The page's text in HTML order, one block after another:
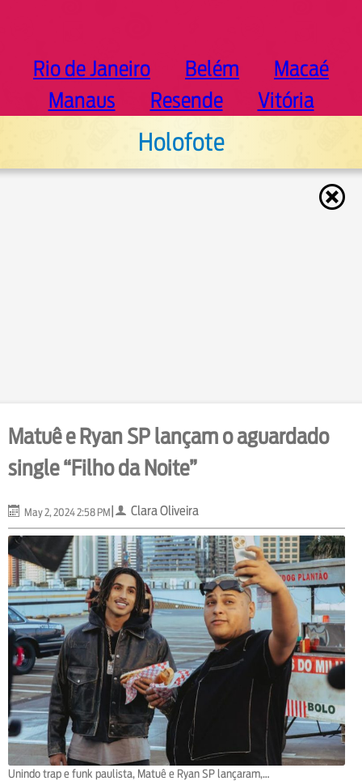
Rio de Janeiro Belém
Macaé
Manaus
Resende Vitória
Holofote
Matuê e Ryan SP lançam o aguardado
single “Filho da Noite”
May 2, 2024 2:58 PM| Clara Oliveira
Unindo trap e funk paulista, Matuê e Ryan SP lançaram,…